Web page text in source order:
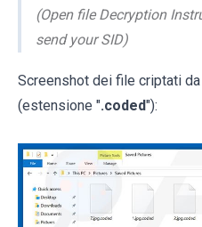
(Open file Decryption
send your SID)
Screenshot dei file criptati
(estensione ".coded"):